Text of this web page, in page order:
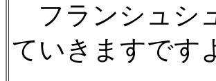
フランシュシ
ていきますです